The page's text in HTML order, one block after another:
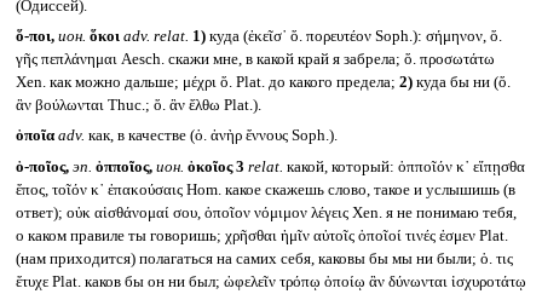
(Одиссей).
ὅ-ποι, ион. ὅκοι adv. relat. 1)куда (ἐκεῖσ᾽ ὅ. πορευτέον Soph.): σήμηνον, ὅ.
γῆς πεπλάνημαι Aesch. скажи мне, в какой край я забрела; ὅ. προσωτάτω
Xen. как можно дальше; μέχρι ὅ. Plat. до какого предела; 2)куда бы ни (ὅ.
ἂν βούλωνται Thuc.; ὅ. ἂν ἔλθω Plat.).
ὁποῖα adv. как, в качестве (ὁ. ἀνὴρ ἔννους Soph.).
ὁ-ποῖος, эп. ὁπποῖος, ион. ὁκοῖος 3 relat. какой, который: ὁπποῖόν κ᾽ εἴπῃσθα
ἔπος, τοῖόν κ᾽ ἐπακούσαις Hom. какое скажешь слово, такое и услышишь (в
ответ); οὐκ αἰσθάνομαί σου, ὁποῖον νόμιμον λέγεις Xen. я не понимаю тебя,
о каком правиле ты говоришь; χρῆσθαι ἡμῖν αὐτοῖς ὁποῖοί τινές ἐσμεν Plat.
(нам приходится) полагаться на самих себя, каковы бы мы ни были; ὁ. τις
ἔτυχε Plat. каков бы он ни был; ὠφελεῖν τρόπῳ ὁποίῳ ἂν δύνωνται ἰσχυροτάτῳ